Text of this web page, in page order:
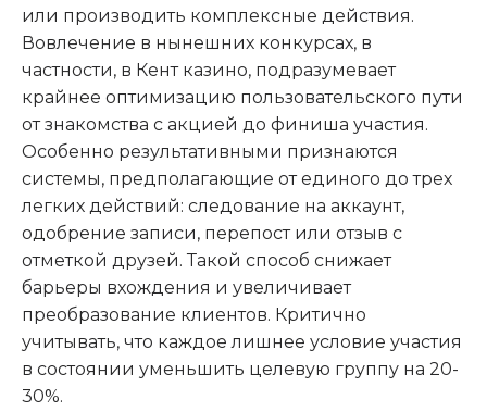
или производить комплексные действия.
Вовлечение в нынешних конкурсах, в
частности, в Кент казино, подразумевает
крайнее оптимизацию пользовательского пути
от знакомства с акцией до финиша участия.
Особенно результативными признаются
системы, предполагающие от единого до трех
легких действий: следование на аккаунт,
одобрение записи, перепост или отзыв с
отметкой друзей. Такой способ снижает
барьеры вхождения и увеличивает
преобразование клиентов. Критично
учитывать, что каждое лишнее условие участия
в состоянии уменьшить целевую группу на 20-
30%.